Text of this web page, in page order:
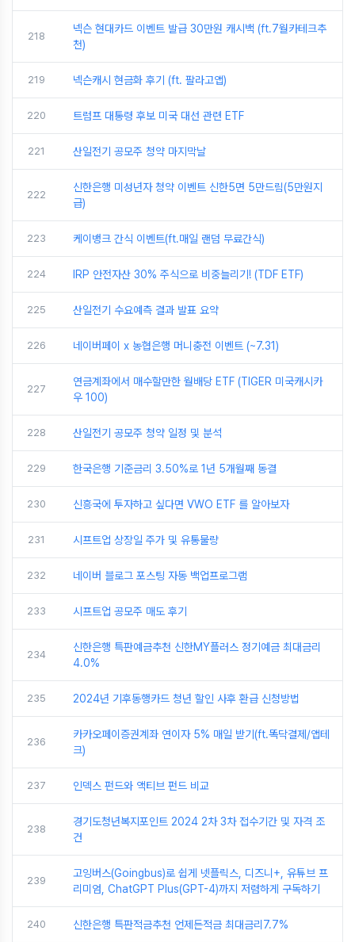
218
넥슨 현대카드 이벤트 발급 30만원 캐시백 (ft.7월카테크추
천)
219 넥슨캐시 현금화 후기 (ft. 팔라고앱)
220 트럼프 대통령 후보 미국 대선 관련 ETF
221 산일전기 공모주 청약 마지막날
222
신한은행 미성년자 청약 이벤트 신한5면 5만드림(5만원지
급)
223 케이뱅크 간식 이벤트(ft.매일 랜덤 무료간식)
224 IRP 안전자산 30% 주식으로 비중늘리기! (TDF ETF)
225 산일전기 수요예측 결과 발표 요약
226 네이버페이 x 농협은행 머니충전 이벤트 (~7.31)
227
연금계좌에서 매수할만한 월배당 ETF (TIGER 미국캐시카
우 100)
228 산일전기 공모주 청약 일정 및 분석
229 한국은행 기준금리 3.50%로 1년 5개월째 동결
230 신흥국에 투자하고 싶다면 VWO ETF 를 알아보자
231 시프트업 상장일 주가 및 유통물량
232 네이버 블로그 포스팅 자동 백업프로그램
233 시프트업 공모주 매도 후기
234
신한은행 특판예금추천 신한MY플러스 정기예금 최대금리
4.0%
235 2024년 기후동행카드 청년 할인 사후 환급 신청방법
236
카카오페이증권계좌 연이자 5% 매일 받기(ft.똑닥결제/앱테
크)
237 인덱스 펀드와 액티브 펀드 비교
238
경기도청년복지포인트 2024 2차 3차 접수기간 및 자격 조
건
239
고잉버스(Goingbus)로 쉽게 넷플릭스, 디즈니+, 유튜브 프
리미엄, ChatGPT Plus(GPT-4)까지 저렴하게 구독하기
240 신한은행 특판적금추천 언제든적금 최대금리7.7%